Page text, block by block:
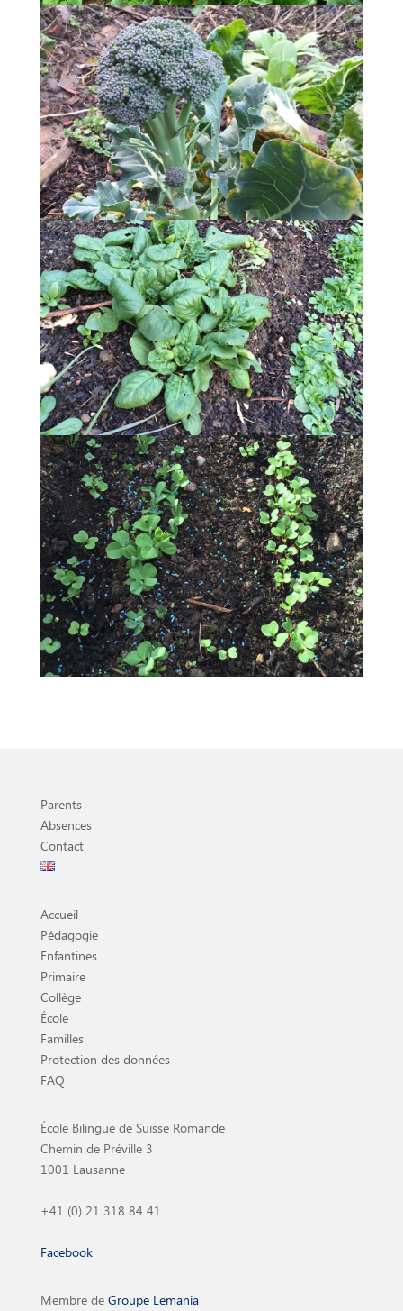
Parents
Absences
Contact
Accueil
Pédagogie
Enfantines
Primaire
Collège
École
Familles
Protection des données
FAQ
École Bilingue de Suisse Romande
Chemin de Préville 3
1001 Lausanne
+41 (0) 21 318 84 41
Facebook
Membre de Groupe Lemania